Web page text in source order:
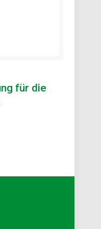
für die